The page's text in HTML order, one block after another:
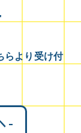
らより受け付
-